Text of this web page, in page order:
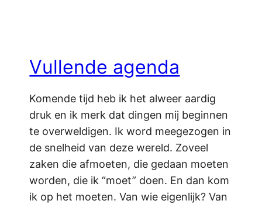
Vullende agenda
Komende tijd heb ik het alweer aardig
druk en ik merk dat dingen mij beginnen
te overweldigen. Ik word meegezogen in
de snelheid van deze wereld. Zoveel
zaken die afmoeten, die gedaan moeten
worden, die ik “moet” doen. En dan kom
ik op het moeten. Van wie eigenlijk? Van